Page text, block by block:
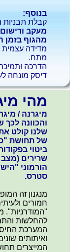
בנוסף:
קבלת תבניות
מעקב
מהגוף בזמן
מדידה עצמית
מתח.
הדרכה
דיסק מונחה
מהי
מיגרנה /
והכוונה
שלנו קולט
של תחושת
ביטוי
שרירים
הורמוני
סטרס.
מנגנון זה
חמורים
"המודרניות".
להחלשות
המערכת
ואיתותים
המייצרים